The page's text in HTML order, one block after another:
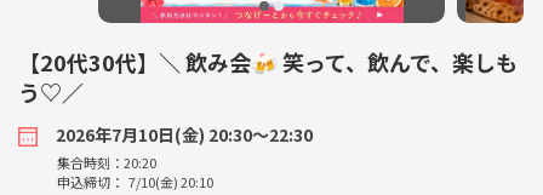
【20代30代】＼ 飲み会🍻 笑って、飲んで、楽しも
う♡／
2026年7月10日(金) 20:30〜22:30
集合時刻：20:20
申込締切： 7/10(金) 20:10